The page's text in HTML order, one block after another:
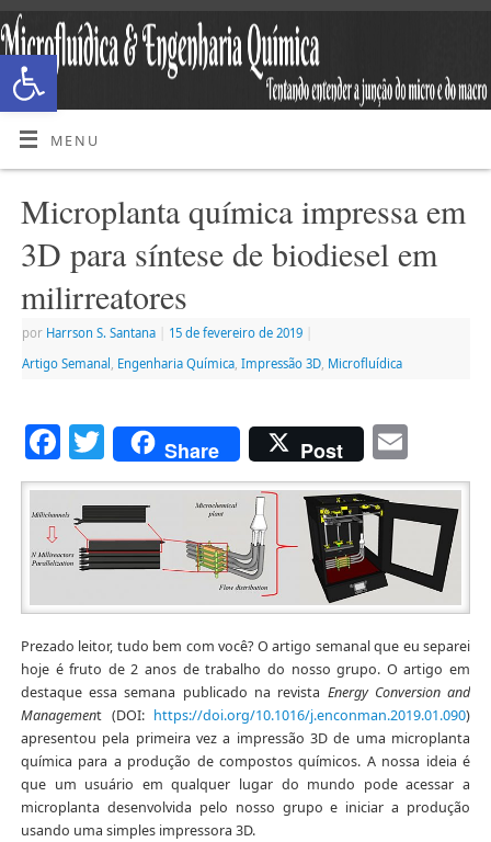
Abrir a barra de ferramentas
MENU
Microplanta química impressa em
3D para síntese de biodiesel em
milirreatores
por Harrson S. Santana 15 de fevereiro de 2019
Artigo Semanal
Engenharia Química, Impressão 3D, Microfluídica
Facebook
Twitter
Share Post
Prezado leitor, tudo bem com você? O artigo semanal que eu separei
hoje é fruto de 2 anos de trabalho do nosso grupo. O artigo em
destaque essa semana publicado na revista Energy Conversion and
Management (DOI: https://doi.org/10.1016/j.enconman.2019.01.090)
apresentou pela primeira vez a impressão 3D de uma microplanta
química para a produção de compostos químicos. A nossa ideia é
que um usuário em qualquer lugar do mundo pode acessar a
microplanta desenvolvida pelo nosso grupo e iniciar a produção
usando uma simples impressora 3D.